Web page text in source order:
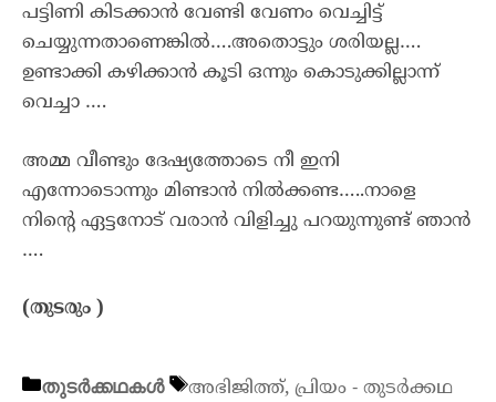
പട്ടിണി കിടക്കാൻ വേണ്ടി വേണം വെച്ചിട്ട്
ചെയ്യുന്നതാണെങ്കിൽ….അതൊട്ടും ശരിയല്ല….
ഉണ്ടാക്കി കഴിക്കാൻ കൂടി ഒന്നും കൊടുക്കില്ലാന്ന്
വെച്ചാ ….
അമ്മ വീണ്ടും ദേഷ്യത്തോടെ നീ ഇനി
എന്നോടൊന്നും മിണ്ടാൻ നിൽക്കണ്ട…..നാളെ
നിന്റെ ഏട്ടനോട് വരാൻ വിളിച്ചു പറയുന്നുണ്ട് ഞാൻ
….
(തുടരും )
തുടർക്കഥകൾ അഭിജിത്ത്, പ്രിയം - തുടർക്കഥ